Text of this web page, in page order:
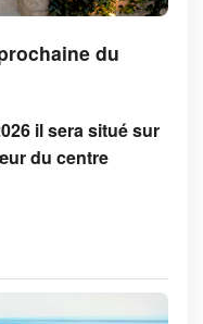
du
il sera situé sur
du centre